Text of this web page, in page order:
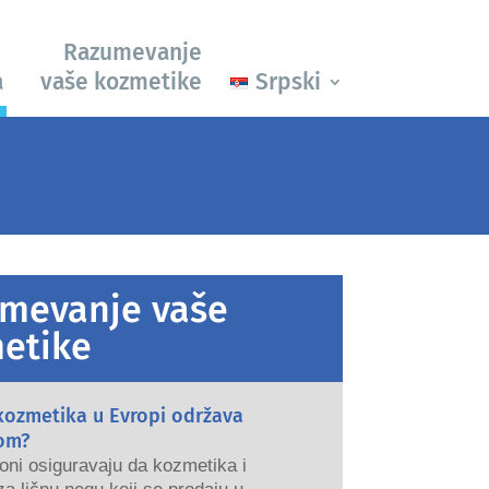
Razumevanje
vaše kozmetike
Srpski
vaše
u Evropi održava
osiguravaju da kozmetika i